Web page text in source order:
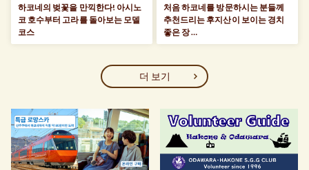
하코네의 벚꽃을 만끽한다! 아시노
코 호수부터 고라를 돌아보는 모델
코스
처음 하코네를 방문하시는 분들께
추천드리는 후지산이 보이는 경치
좋은 장 …
더 보기